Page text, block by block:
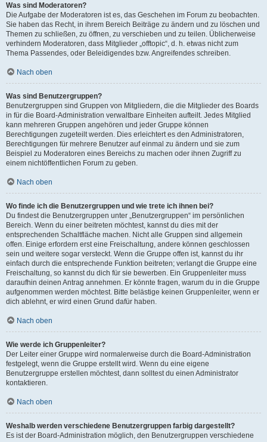
Was sind Moderatoren?
Die Aufgabe der Moderatoren ist es, das Geschehen im Forum zu beobachten.
Sie haben das Recht, in ihrem Bereich Beiträge zu ändern und zu löschen und
Themen zu schließen, zu öffnen, zu verschieben und zu teilen. Üblicherweise
verhindern Moderatoren, dass Mitglieder „offtopic“, d. h. etwas nicht zum
Thema Passendes, oder Beleidigendes bzw. Angreifendes schreiben.
Nach oben
Was sind Benutzergruppen?
Benutzergruppen sind Gruppen von Mitgliedern, die die Mitglieder des Boards
in für die Board-Administration verwaltbare Einheiten aufteilt. Jedes Mitglied
kann mehreren Gruppen angehören und jeder Gruppe können
Berechtigungen zugeteilt werden. Dies erleichtert es den Administratoren,
Berechtigungen für mehrere Benutzer auf einmal zu ändern und sie zum
Beispiel zu Moderatoren eines Bereichs zu machen oder ihnen Zugriff zu
einem nichtöffentlichen Forum zu geben.
Nach oben
Wo finde ich die Benutzergruppen und wie trete ich ihnen bei?
Du findest die Benutzergruppen unter „Benutzergruppen“ im persönlichen
Bereich. Wenn du einer beitreten möchtest, kannst du dies mit der
entsprechenden Schaltfläche machen. Nicht alle Gruppen sind allgemein
offen. Einige erfordern erst eine Freischaltung, andere können geschlossen
sein und weitere sogar versteckt. Wenn die Gruppe offen ist, kannst du ihr
einfach durch die entsprechende Funktion beitreten; verlangt die Gruppe eine
Freischaltung, so kannst du dich für sie bewerben. Ein Gruppenleiter muss
daraufhin deinen Antrag annehmen. Er könnte fragen, warum du in die Gruppe
aufgenommen werden möchtest. Bitte belästige keinen Gruppenleiter, wenn er
dich ablehnt, er wird einen Grund dafür haben.
Nach oben
Wie werde ich Gruppenleiter?
Der Leiter einer Gruppe wird normalerweise durch die Board-Administration
festgelegt, wenn die Gruppe erstellt wird. Wenn du eine eigene
Benutzergruppe erstellen möchtest, dann solltest du einen Administrator
kontaktieren.
Nach oben
Weshalb werden verschiedene Benutzergruppen farbig dargestellt?
Es ist der Board-Administration möglich, den Benutzergruppen verschiedene